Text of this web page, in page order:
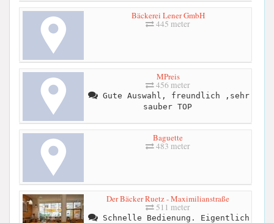
Bäckerei Lener GmbH
445 meter
MPreis
456 meter
Gute Auswahl, freundlich ,sehr
sauber TOP
Baguette
483 meter
Der Bäcker Ruetz - Maximilianstraße
511 meter
Schnelle Bedienung. Eigentlich